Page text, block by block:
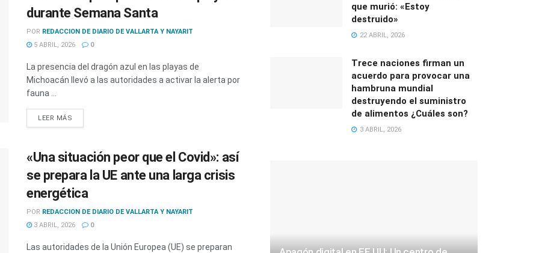
durante Semana Santa
POR REDACCION DE DIARIO DE VALLARTA Y NAYARIT
5 ABRIL, 2026
0
La presencia del dragón azul en las playas de
Michoacán llevó a las autoridades a activar la alerta por
fauna ...
LEER MÁS
«Una situación peor que el Covid»: así
se prepara la UE ante una larga crisis
energética
POR REDACCION DE DIARIO DE VALLARTA Y NAYARIT
3 ABRIL, 2026
0
Las autoridades de la Unión Europea (UE) se preparan
que murió: «Estoy
destruido»
22 ABRIL, 2026
Trece naciones firman un
acuerdo para provocar una
hambruna mundial
destruyendo el suministro
de alimentos ¿Cuáles son?
3 ABRIL, 2026